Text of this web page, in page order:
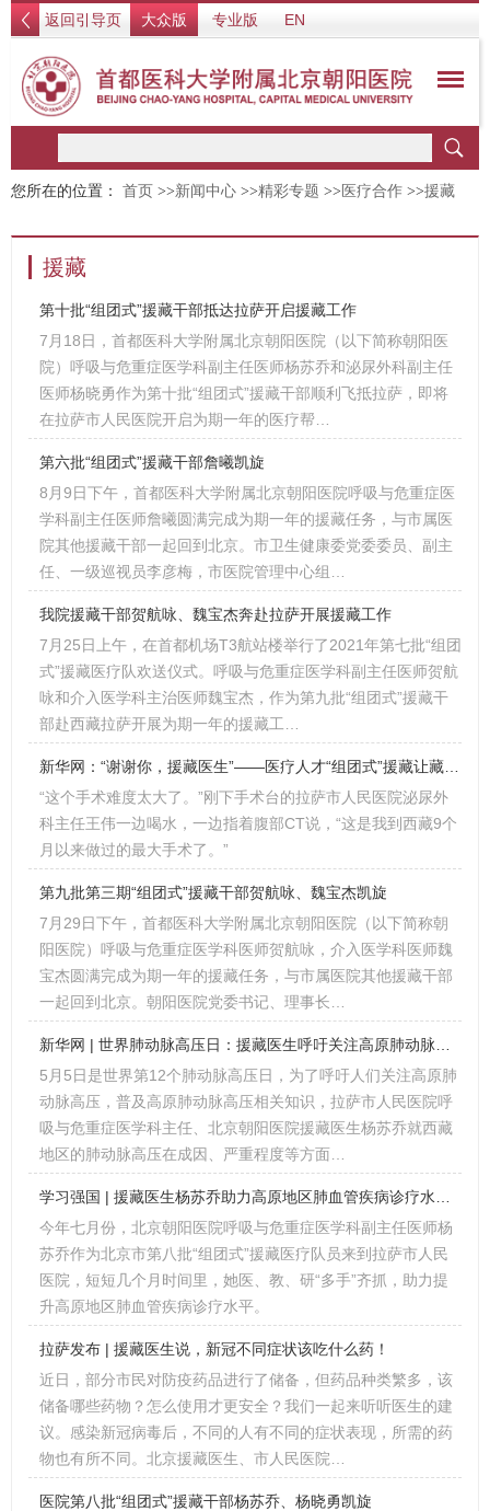
返回引导页 大众版 专业版 EN
您所在的位置： 首页 >>新闻中心 >>精彩专题 >> 医疗合作 >>援藏
援藏
第十批“组团式”援藏干部抵达拉萨开启援藏工作
7月18日，首都医科大学附属北京朝阳医院（以下简称朝阳医
院）呼吸与危重症医学科副主任医师杨苏乔和泌尿外科副主任
医师杨晓勇作为第十批“组团式”援藏干部顺利飞抵拉萨，即将
在拉萨市人民医院开启为期一年的医疗帮…
第六批“组团式”援藏干部詹曦凯旋
8月9日下午，首都医科大学附属北京朝阳医院呼吸与危重症医
学科副主任医师詹曦圆满完成为期一年的援藏任务，与市属医
院其他援藏干部一起回到北京。市卫生健康委党委委员、副主
任、一级巡视员李彦梅，市医院管理中心组…
我院援藏干部贺航咏、魏宝杰奔赴拉萨开展援藏工作
7月25日上午，在首都机场T3航站楼举行了2021年第七批“组团
式”援藏医疗队欢送仪式。呼吸与危重症医学科副主任医师贺航
咏和介入医学科主治医师魏宝杰，作为第九批“组团式”援藏干
部赴西藏拉萨开展为期一年的援藏工…
“这个手术难度太大了。”刚下手术台的拉萨市人民医院泌尿外
科主任王伟一边喝水，一边指着腹部CT说，“这是我到西藏9个
月以来做过的最大手术了。”
第九批第三期“组团式”援藏干部贺航咏、魏宝杰​凯旋
7月29日下午，首都医科大学附属北京朝阳医院（以下简称朝
阳医院）呼吸与危重症医学科医师贺航咏，介入医学科医师魏
宝杰圆满完成为期一年的援藏任务，与市属医院其他援藏干部
一起回到北京。朝阳医院党委书记、理事长…
5月5日是世界第12个肺动脉高压日，为了呼吁人们关注高原肺
动脉高压，普及高原肺动脉高压相关知识，拉萨市人民医院呼
吸与危重症医学科主任、北京朝阳医院援藏医生杨苏乔就西藏
地区的肺动脉高压在成因、严重程度等方面…
今年七月份，北京朝阳医院呼吸与危重症医学科副主任医师杨
苏乔作为北京市第八批“组团式”援藏医疗队员来到拉萨市人民
医院，短短几个月时间里，她医、教、研“多手”齐抓，助力提
升高原地区肺血管疾病诊疗水平。
拉萨发布 | 援藏医生说，新冠不同症状该吃什么药！
近日，部分市民对防疫药品进行了储备，但药品种类繁多，该
储备哪些药物？怎么使用才更安全？我们一起来听听医生的建
议。感染新冠病毒后，不同的人有不同的症状表现，所需的药
物也有所不同。北京援藏医生、市人民医院…
医院第八批“组团式”援藏干部杨苏乔、杨晓勇凯旋